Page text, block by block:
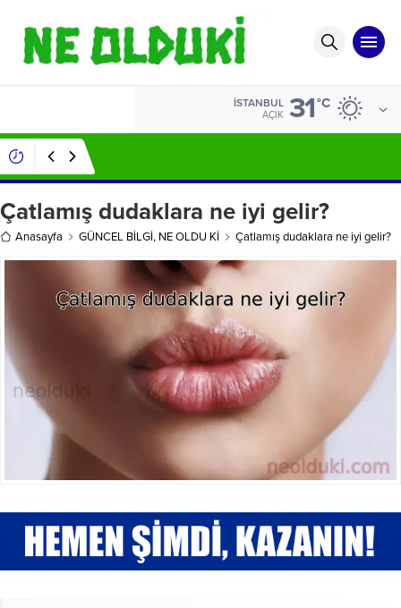
İSTANBUL
AÇIK 31°C
Çatlamış dudaklara ne iyi gelir?
Anasayfa GÜNCEL BİLGİ, NE OLDU Kİ Çatlamış dudaklara ne iyi gelir?